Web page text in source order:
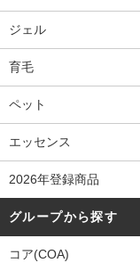
ジェル
育毛
ペット
エッセンス
2026年登録商品
グループから探す
コア(COA)